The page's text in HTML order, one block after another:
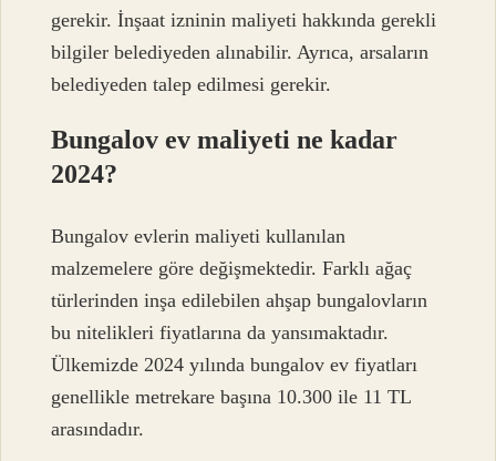
gerekir. İnşaat izninin maliyeti hakkında gerekli
bilgiler belediyeden alınabilir. Ayrıca, arsaların
belediyeden talep edilmesi gerekir.
Bungalov ev maliyeti ne kadar
2024?
Bungalov evlerin maliyeti kullanılan
malzemelere göre değişmektedir. Farklı ağaç
türlerinden inşa edilebilen ahşap bungalovların
bu nitelikleri fiyatlarına da yansımaktadır.
Ülkemizde 2024 yılında bungalov ev fiyatları
genellikle metrekare başına 10.300 ile 11 TL
arasındadır.